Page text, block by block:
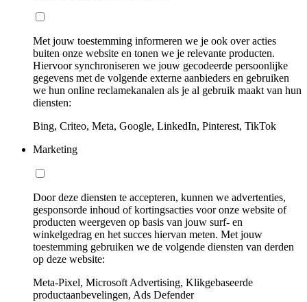
Met jouw toestemming informeren we je ook over acties
buiten onze website en tonen we je relevante producten.
Hiervoor synchroniseren we jouw gecodeerde persoonlijke
gegevens met de volgende externe aanbieders en gebruiken
we hun online reclamekanalen als je al gebruik maakt van hun
diensten:
Bing, Criteo, Meta, Google, LinkedIn, Pinterest, TikTok
Marketing
Door deze diensten te accepteren, kunnen we advertenties,
gesponsorde inhoud of kortingsacties voor onze website of
producten weergeven op basis van jouw surf- en
winkelgedrag en het succes hiervan meten. Met jouw
toestemming gebruiken we de volgende diensten van derden
op deze website:
Meta-Pixel, Microsoft Advertising, Klikgebaseerde
productaanbevelingen, Ads Defender